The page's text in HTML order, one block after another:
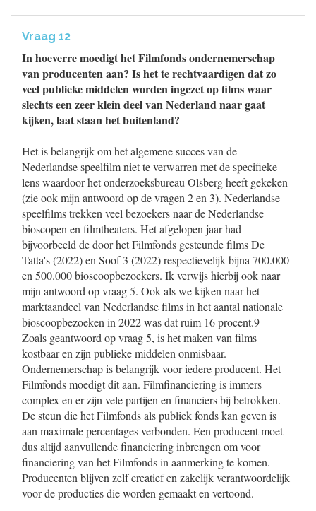
Vraag 12
In hoeverre moedigt het Filmfonds ondernemerschap
van producenten aan? Is het te rechtvaardigen dat zo
veel publieke middelen worden ingezet op films waar
slechts een zeer klein deel van Nederland naar gaat
kijken, laat staan het buitenland?
Het is belangrijk om het algemene succes van de
Nederlandse speelfilm niet te verwarren met de specifieke
lens waardoor het onderzoeksbureau Olsberg heeft gekeken
(zie ook mijn antwoord op de vragen 2 en 3). Nederlandse
speelfilms trekken veel bezoekers naar de Nederlandse
bioscopen en filmtheaters. Het afgelopen jaar had
bijvoorbeeld de door het Filmfonds gesteunde films De
Tatta's (2022) en Soof 3 (2022) respectievelijk bijna 700.000
en 500.000 bioscoopbezoekers. Ik verwijs hierbij ook naar
mijn antwoord op vraag 5. Ook als we kijken naar het
marktaandeel van Nederlandse films in het aantal nationale
bioscoopbezoeken in 2022 was dat ruim 16 procent.9
Zoals geantwoord op vraag 5, is het maken van films
kostbaar en zijn publieke middelen onmisbaar.
Ondernemerschap is belangrijk voor iedere producent. Het
Filmfonds moedigt dit aan. Filmfinanciering is immers
complex en er zijn vele partijen en financiers bij betrokken.
De steun die het Filmfonds als publiek fonds kan geven is
aan maximale percentages verbonden. Een producent moet
dus altijd aanvullende financiering inbrengen om voor
financiering van het Filmfonds in aanmerking te komen.
Producenten blijven zelf creatief en zakelijk verantwoordelijk
voor de producties die worden gemaakt en vertoond.